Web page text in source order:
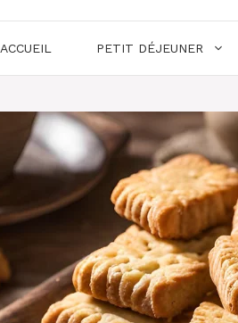
ACCUEIL PETIT DÉJEUNER